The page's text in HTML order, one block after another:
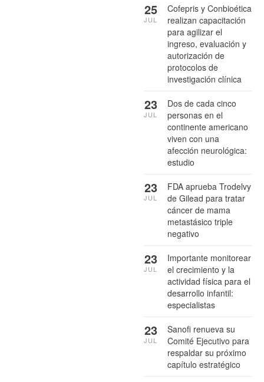
Cofepris y Conbioética
realizan capacitación
para agilizar el
ingreso, evaluación y
autorización de
protocolos de
investigación clínica
25
JUL
Dos de cada cinco
personas en el
continente americano
viven con una
afección neurológica:
estudio
23
JUL
FDA aprueba Trodelvy
de Gilead para tratar
cáncer de mama
metastásico triple
negativo
23
JUL
Importante monitorear
el crecimiento y la
actividad física para el
desarrollo infantil:
especialistas
23
JUL
Sanofi renueva su
Comité Ejecutivo para
respaldar su próximo
capítulo estratégico
23
JUL